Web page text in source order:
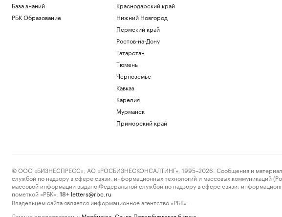
База знаний
РБК Образование
Краснодарский край
Нижний Новгород
Пермский край
Ростов-на-Дону
Татарстан
Тюмень
Черноземье
Кавказ
Карелия
Мурманск
Приморский край
© ООО «БИЗНЕСПРЕСС», АО «РОСБИЗНЕСКОНСАЛТИНГ», 1995–2026. Сообщения и материалы
службой по надзору в сфере связи, информационных технологий и массовых коммуникаций
массовой информации выдано Федеральной службой по надзору в сфере связи,
пометкой «РБК».
18+ letters@rbc.ru
Владельцем сайта является информационное агентство «РБК».